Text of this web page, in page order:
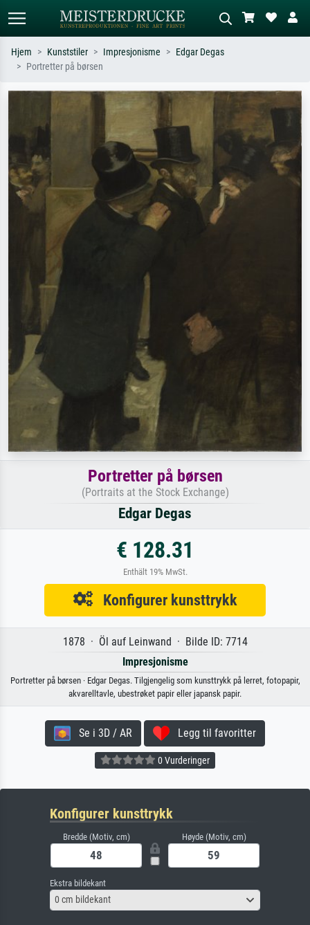
Søk etter kunstner, tittel eller stil – for
eksempel Monet, Stjernenatt,
impresjonisme, Hokusai-bølgen, akt.
Beskriv scenen – for eksempel grønn
eng, abstrakt med mye rødt, mørkt
oljemaleri, stående akt ved et tre.
Hjem Kunststiler Impresjonisme
Edgar Degas
Portretter på børsen
Portretter på børsen
(Portraits at the Stock Exchange)
Edgar Degas
€ 128.31
Enthält 19% MwSt.
Konfigurer kunsttrykk
1878 · Öl auf Leinwand · Bilde ID: 7714
Impresjonisme
Portretter på børsen · Edgar Degas. Tilgjengelig som kunsttrykk på lerret, fotopapir,
akvarelltavle, ubestrøket papir eller japansk papir.
Se i 3D / AR Legg til favoritter
0 Vurderinger
Konfigurer kunsttrykk
Bredde (Motiv, cm) Høyde (Motiv, cm)
Ekstra bildekant
0 cm bildekant